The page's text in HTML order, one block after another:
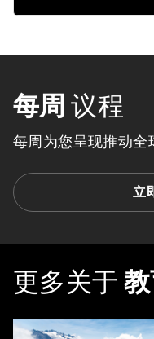
每周 议程
每周为您呈现推动全
立
更多关于